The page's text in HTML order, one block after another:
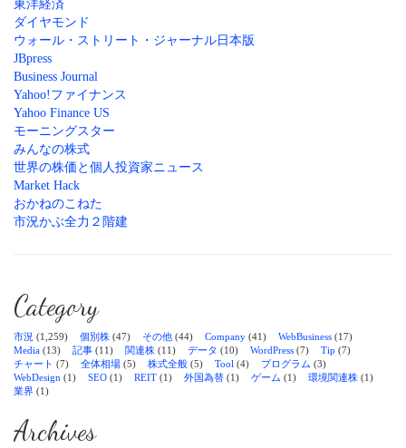
東洋経済
ダイヤモンド
ウォール・ストリート・ジャーナル日本版
JBpress
Business Journal
Yahoo!ファイナンス
Yahoo Finance US
モーニングスター
みんなの株式
世界の株価と個人投資家ニュース
Market Hack
おかねのこねた
市況かぶ全力２階建
Category
市況 (1,259) 個別株 (47) その他 (44) Company (41) WebBusiness (17)
Media (13) 記事 (11) 関連株 (11) データ (10) WordPress (7) Tip (7)
チャート (7) 全体相場 (5) 株式全般 (5) Tool (4) プログラム (3)
WebDesign (1) SEO (1) REIT (1) 外国為替 (1) ゲーム (1) 環境関連株 (1)
業界 (1)
Archives